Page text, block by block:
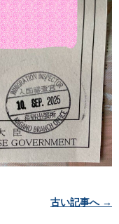
古い記事へ →